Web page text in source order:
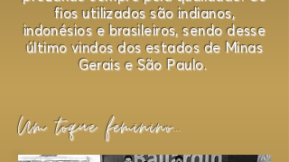
fios utilizados são indianos,
indonésios e brasileiros, sendo desse
último vindos dos estados de Minas
Gerais e São Paulo.
Um toque feminino...